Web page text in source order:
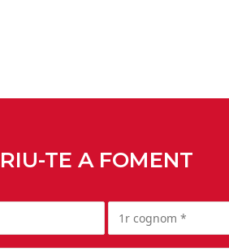
TE A FOMENT